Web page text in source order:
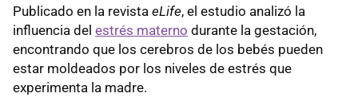
Publicado en la revista eLife, el estudio analizó la
influencia del estrés materno durante la gestación,
encontrando que los cerebros de los bebés pueden
estar moldeados por los niveles de estrés que
experimenta la madre.